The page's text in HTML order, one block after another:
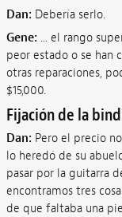
Dan: Debería serlo.
Gene: ... el rango
peor estado o se han
otras reparaciones,
$15,000.
Fijación de la
Dan: Pero el precio
lo heredó de su
pasar por la guitarra
encontramos tres
de que faltaba una